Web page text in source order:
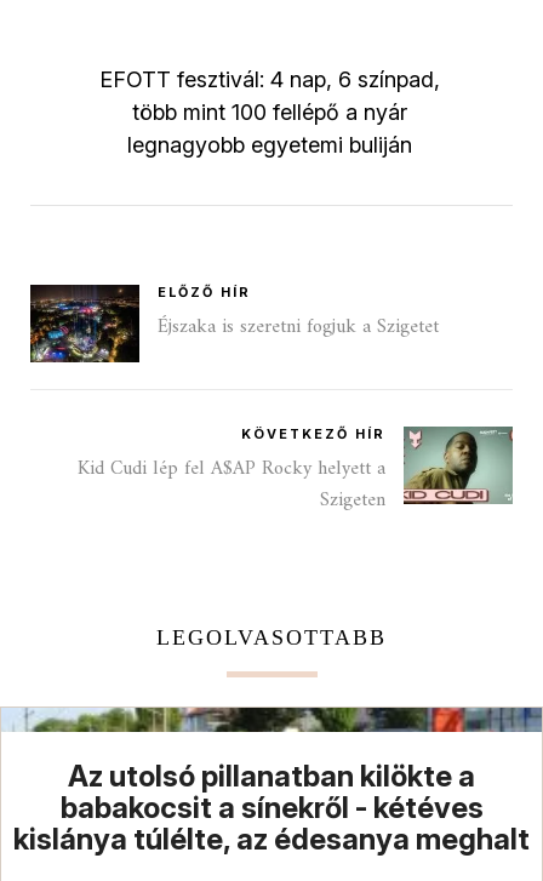
EFOTT fesztivál: 4 nap, 6 színpad,
több mint 100 fellépő a nyár
legnagyobb egyetemi buliján
ELŐZŐ HÍR
Éjszaka is szeretni fogjuk a Szigetet
KÖVETKEZŐ HÍR
Kid Cudi lép fel A$AP Rocky helyett a
Szigeten
LEGOLVASOTTABB
Az utolsó pillanatban kilökte a
babakocsit a sínekről - kétéves
kislánya túlélte, az édesanya meghalt